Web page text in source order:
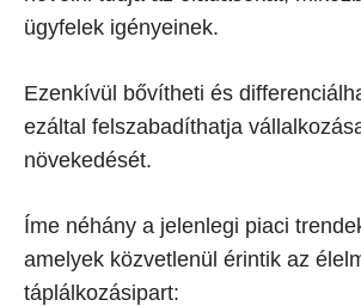
ügyfelek igényeinek.
Ezenkívül bővítheti és
ezáltal felszabadíthatja
növekedését.
Íme néhány a jelenlegi piaci
amelyek közvetlenül érintik az
táplálkozásipart: